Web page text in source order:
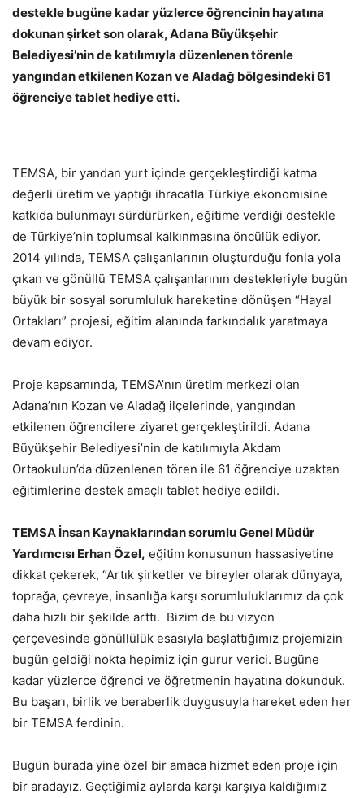
destekle bugüne kadar yüzlerce öğrencinin hayatına
dokunan şirket son olarak, Adana Büyükşehir
Belediyesi’nin de katılımıyla düzenlenen törenle
yangından etkilenen Kozan ve Aladağ bölgesindeki 61
öğrenciye tablet hediye etti.
TEMSA, bir yandan yurt içinde gerçekleştirdiği katma
değerli üretim ve yaptığı ihracatla Türkiye ekonomisine
katkıda bulunmayı sürdürürken, eğitime verdiği destekle
de Türkiye’nin toplumsal kalkınmasına öncülük ediyor.
2014 yılında, TEMSA çalışanlarının oluşturduğu fonla yola
çıkan ve gönüllü TEMSA çalışanlarının destekleriyle bugün
büyük bir sosyal sorumluluk hareketine dönüşen “Hayal
Ortakları” projesi, eğitim alanında farkındalık yaratmaya
devam ediyor.
Proje kapsamında, TEMSA’nın üretim merkezi olan
Adana’nın Kozan ve Aladağ ilçelerinde, yangından
etkilenen öğrencilere ziyaret gerçekleştirildi. Adana
Büyükşehir Belediyesi’nin de katılımıyla Akdam
Ortaokulun’da düzenlenen tören ile 61 öğrenciye uzaktan
eğitimlerine destek amaçlı tablet hediye edildi.
TEMSA İnsan Kaynaklarından sorumlu Genel Müdür
Yardımcısı Erhan Özel, eğitim konusunun hassasiyetine
dikkat çekerek, “Artık şirketler ve bireyler olarak dünyaya,
toprağa, çevreye, insanlığa karşı sorumluluklarımız da çok
daha hızlı bir şekilde arttı. Bizim de bu vizyon
çerçevesinde gönüllülük esasıyla başlattığımız projemizin
bugün geldiği nokta hepimiz için gurur verici. Bugüne
kadar yüzlerce öğrenci ve öğretmenin hayatına dokunduk.
Bu başarı, birlik ve beraberlik duygusuyla hareket eden her
bir TEMSA ferdinin.
Bugün burada yine özel bir amaca hizmet eden proje için
bir aradayız. Geçtiğimiz aylarda karşı karşıya kaldığımız